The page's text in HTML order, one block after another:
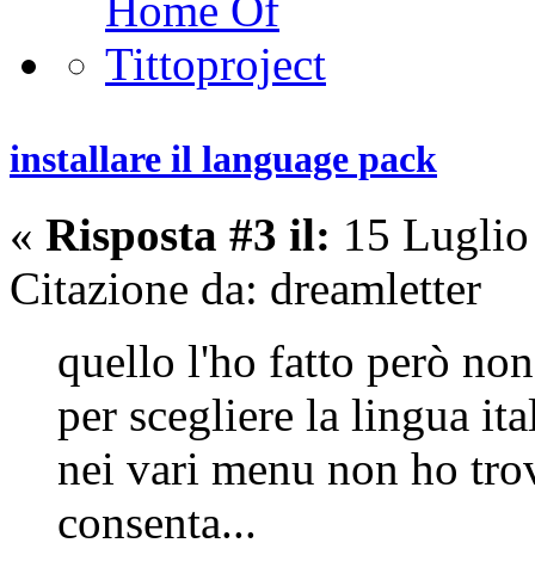
installare il language pack
« Risposta #3 il: 15
Citazione da: dreamletter
quello l'ho fatto però
per scegliere la lingua
nei vari menu non ho
consenta...